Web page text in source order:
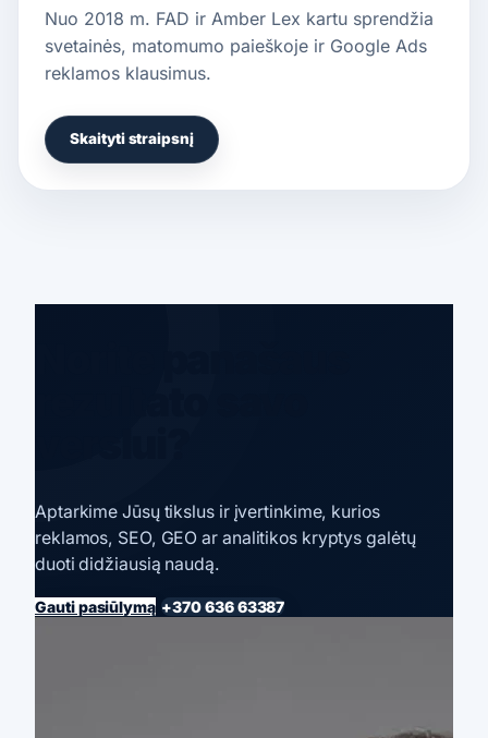
Nuo 2018 m. FAD ir Amber Lex kartu sprendžia
svetainės, matomumo paieškoje ir Google Ads
reklamos klausimus.
Skaityti straipsnį
Aptarkime Jūsų tikslus ir įvertinkime, kurios
reklamos, SEO, GEO ar analitikos kryptys galėtų
duoti didžiausią naudą.
Gauti pasiūlymą +370 636 63387